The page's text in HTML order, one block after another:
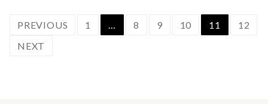
Posts
navigation
PREVIOUS 1 … 8 9 10 11
12
NEXT